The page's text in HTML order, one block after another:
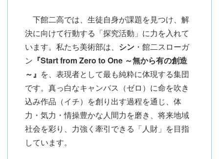
下館二高では、生徒自身が課題を見つけ、解
決に向けて行動する「探究活動」に力を入れて
います。私たち美術部は、 シン ・館二スローガ
ン 『Start from Zero to One ～無から有の創造
～』 を、表現者として最も純粋に体現する集団
です。真っ白なキャンバス（ゼロ）に命を吹き
込み作品（イチ）を創り出す過程を通じ、体
力・気力・情操豊かな人間力を磨き、将来地域
社会を彩り、力強く牽引できる「人財」を目指
しています。